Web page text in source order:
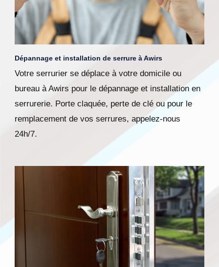
Dépannage et installation de serrure à Awirs
Votre serrurier se déplace à votre domicile ou
bureau à Awirs pour le dépannage et installation en
serrurerie. Porte claquée, perte de clé ou pour le
remplacement de vos serrures, appelez-nous
24h/7.